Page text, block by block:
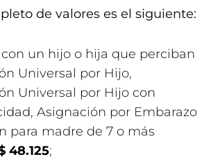
de valores es el siguiente:
un hijo o hija que perciban
Universal por Hijo,
Universal por Hijo con
Asignación por Embarazo
para madre de 7 o más
48.125;